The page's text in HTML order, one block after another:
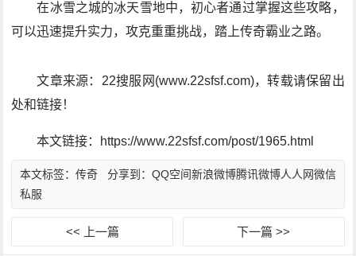
在冰雪之城的冰天雪地中，初心者通过掌握这些攻略，
可以迅速提升实力，攻克重重挑战，踏上传奇霸业之路。
文章来源：22搜服网(www.22sfsf.com)，转载请保留出
处和链接！
本文链接：https://www.22sfsf.com/post/1965.html
分享到： QQ空间新浪微博腾讯微博人人网微信
本文标签：传奇
私服
<< 上一篇 下一篇 >>